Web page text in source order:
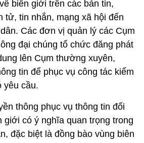
biên giới trên các bản tin,
tử, tin nhắn, mạng xã hội đến
Các đơn vị quản lý các Cụm
đại chúng tổ chức đăng phát
lên Cụm thường xuyên,
tin để phục vụ công tác kiểm
yêu cầu.
thông phục vụ thông tin đối
giới có ý nghĩa quan trọng trong
đặc biệt là đồng bào vùng biên